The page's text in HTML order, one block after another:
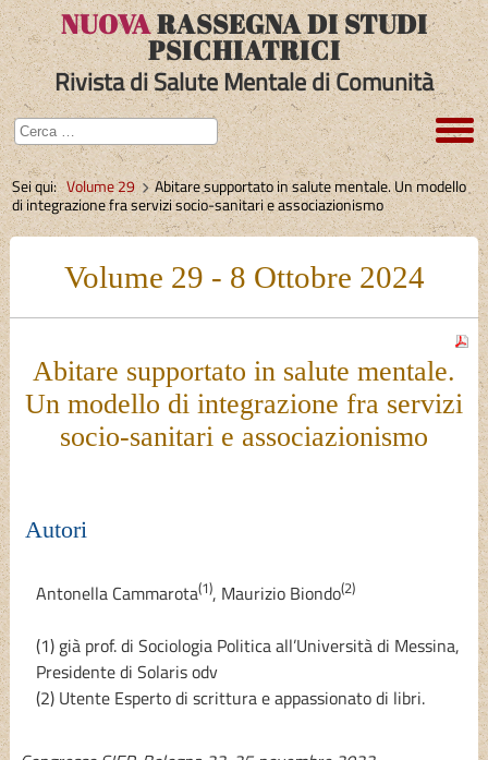
NUOVARASSEGNA DI STUDI
PSICHIATRICI
Rivista di Salute Mentale di Comunità
Sei qui:Volume 29
Abitare supportato in salute mentale. Un modello
di integrazione fra servizi socio-sanitari e associazionismo
Volume 29 - 8 Ottobre 2024
Abitare supportato in salute mentale.
Un modello di integrazione fra servizi
socio-sanitari e associazionismo
Autori
Antonella Cammarota(1), Maurizio Biondo(2)
(1) già prof. di Sociologia Politica all’Università di Messina,
Presidente di Solaris odv
(2) Utente Esperto di scrittura e appassionato di libri.